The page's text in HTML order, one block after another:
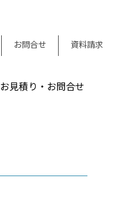
お問合せ 資料請求
お見積り・お問合せ